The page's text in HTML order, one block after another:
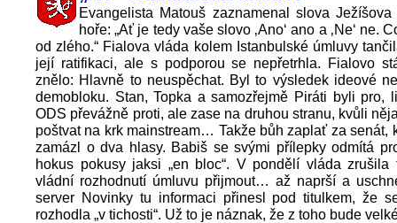
Evangelista Matouš zaznamenal slova
hoře: „Ať je tedy vaše slovo ‚Ano‘ ano a ‚Ne‘ ne.
od zlého.“ Fialova vláda kolem Istanbulské úmluvy
její ratifikaci, ale s podporou se nepřetrhla. Fialovo
znělo: Hlavně to neuspěchat. Byl to výsledek ideové
demobloku. Stan, Topka a samozřejmě Piráti byli pro,
ODS převážně proti, ale zase na druhou stranu, kvůli
poštvat na krk mainstream… Takže bůh zaplať za senát,
zamázl o dva hlasy. Babiš se svými přílepky odmítá
hokus pokusy jaksi „en bloc“. V pondělí vláda zrušila
vládní rozhodnutí úmluvu přijmout… až naprší a
server Novinky tu informaci přinesl pod titulkem, že
rozhodla „v tichosti“. Už to je náznak, že z toho bude